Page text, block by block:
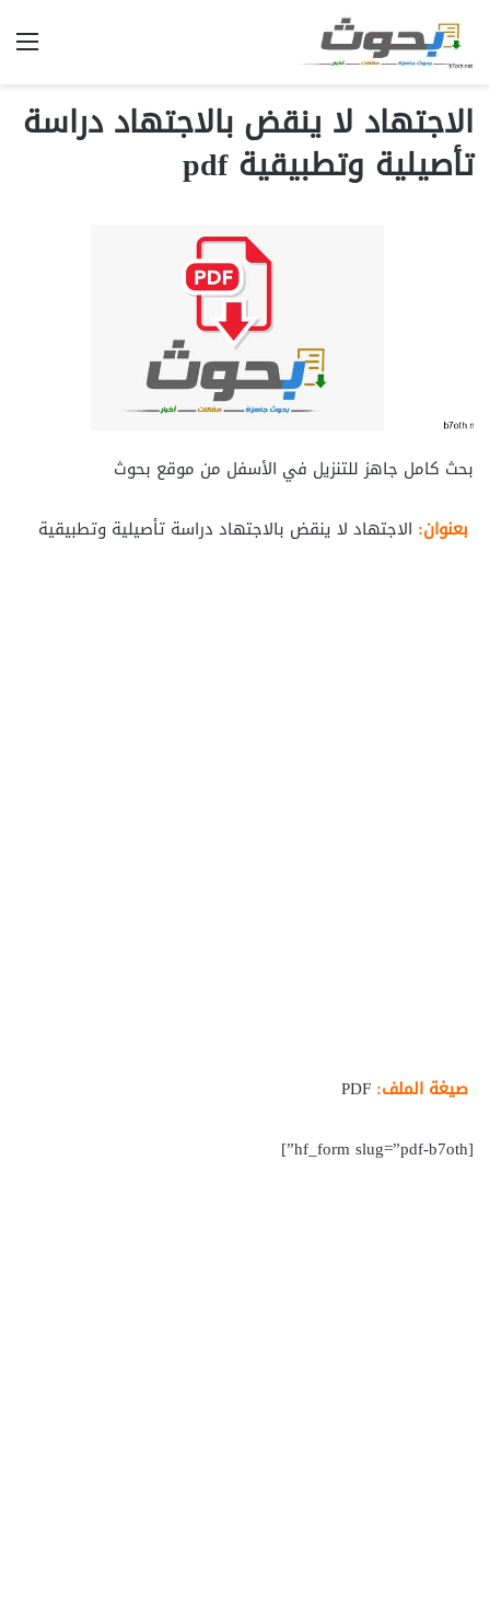
الاجتهاد لا ينقض بالاجتهاد دراسة
تأصيلية وتطبيقية pdf
بحث كامل جاهز للتنزيل في الأسفل من موقع بحوث
بعنوان: الاجتهاد لا ينقض بالاجتهاد دراسة تأصيلية وتطبيقية
صيغة الملف:
[hf_form slug=”pdf-b7oth”]